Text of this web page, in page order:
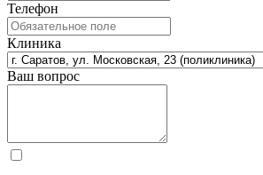
Телефон
Клиника
Ваш вопрос